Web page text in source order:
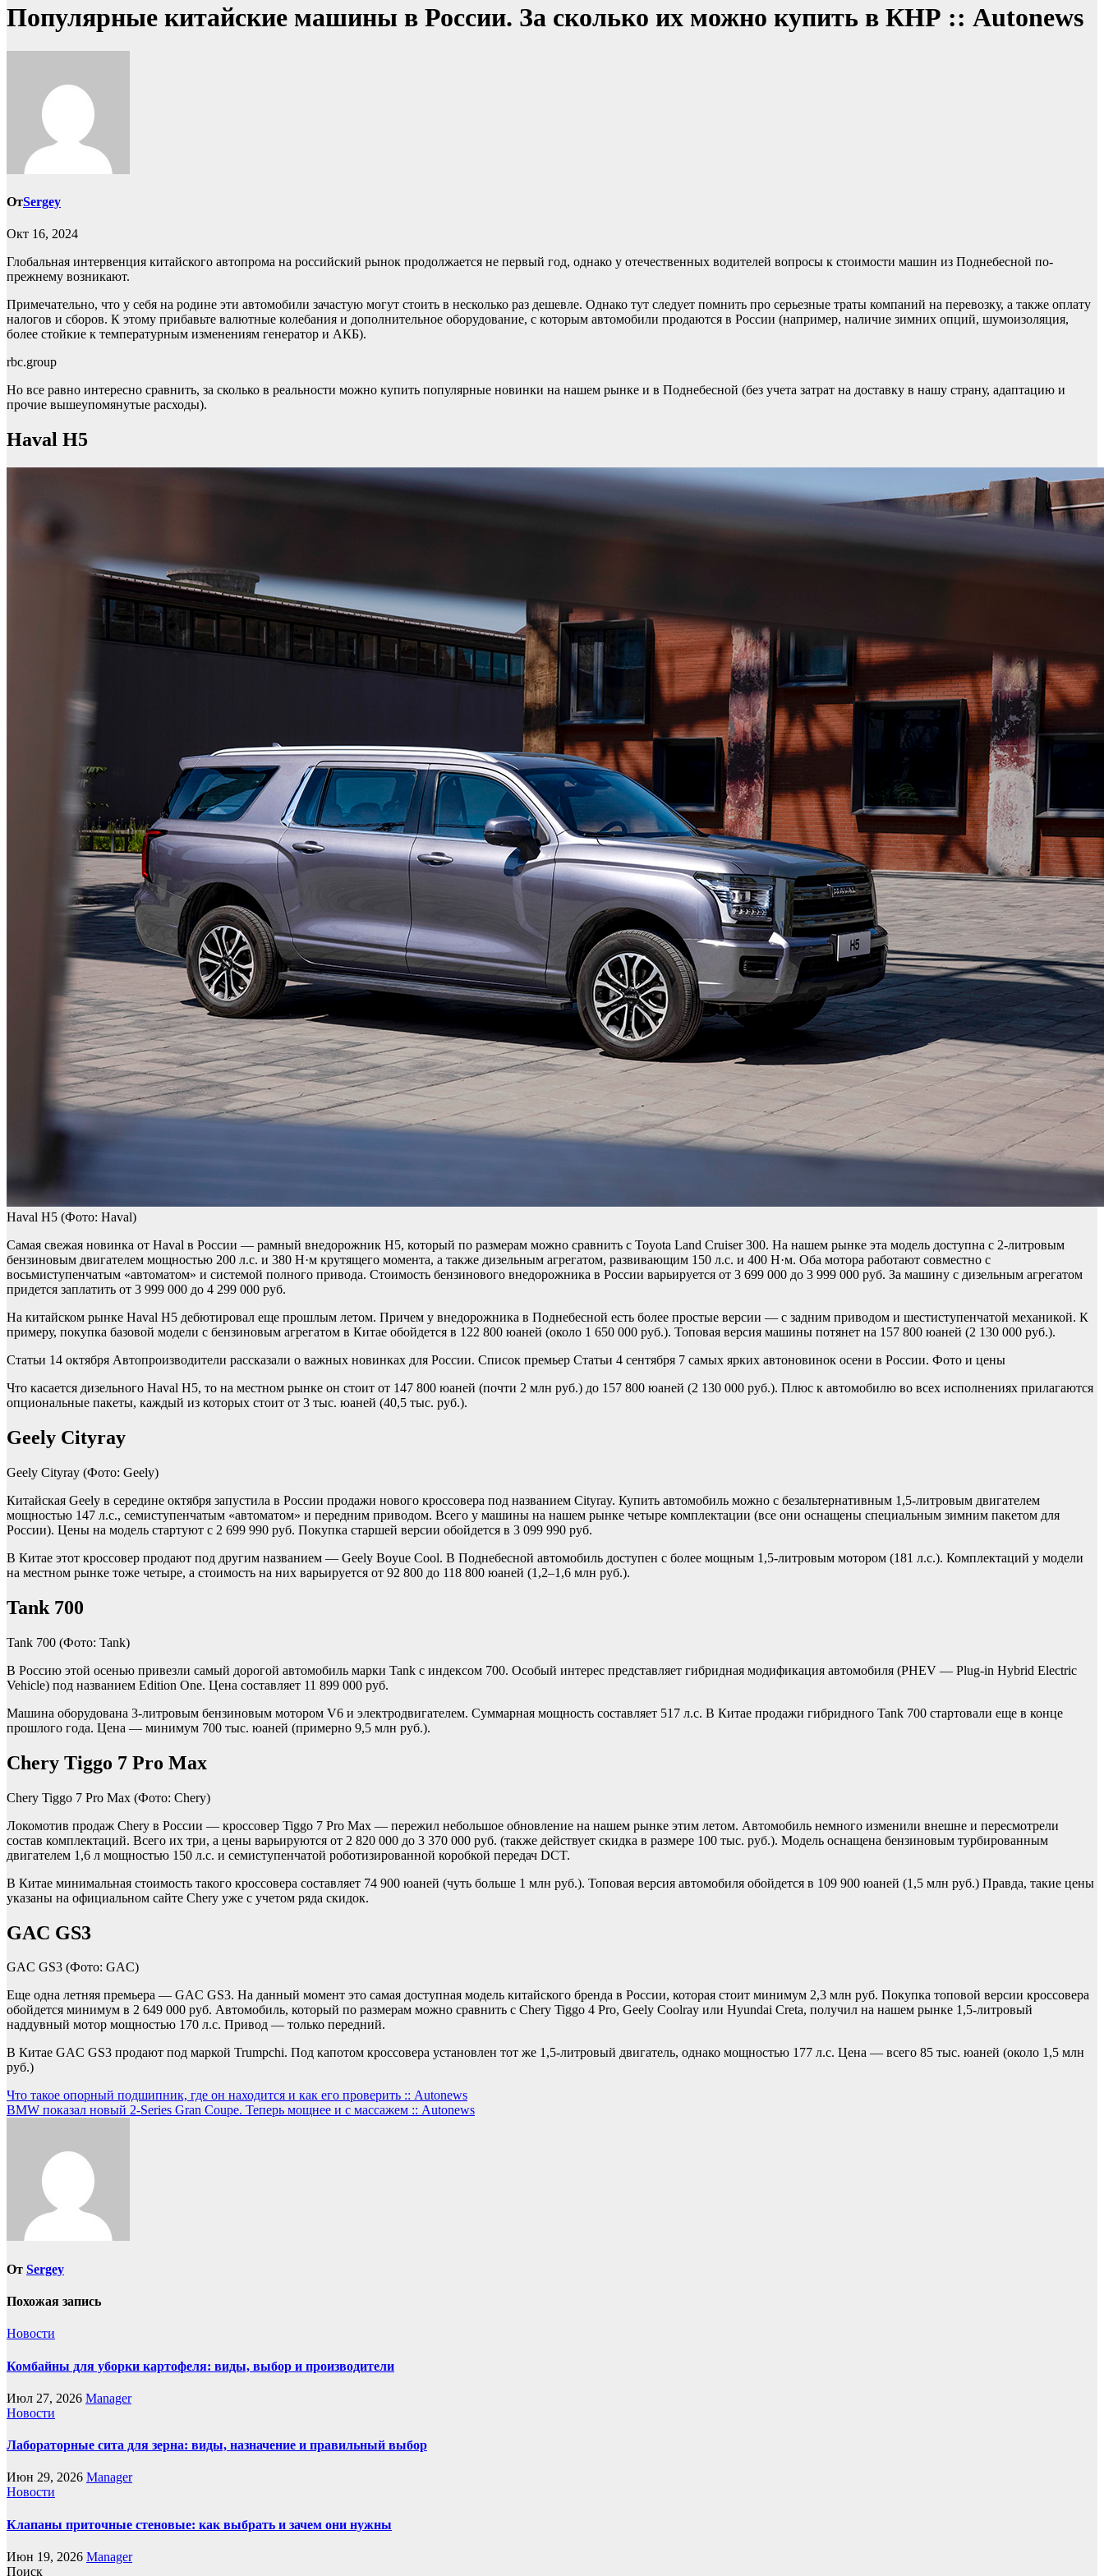
Популярные китайские машины в России. За сколько их можно купить в КНР :: Autonews
ОтSergey
Окт 16, 2024
Глобальная интервенция китайского автопрома на российский рынок продолжается не первый год, однако у отечественных водителей вопросы к стоимости машин из Поднебесной по-
прежнему возникают.
Примечательно, что у себя на родине эти автомобили зачастую могут стоить в несколько раз дешевле. Однако тут следует помнить про серьезные траты компаний на перевозку, а также оплату
налогов и сборов. К этому прибавьте валютные колебания и дополнительное оборудование, с которым автомобили продаются в России (например, наличие зимних опций, шумоизоляция,
более стойкие к температурным изменениям генератор и АКБ).
rbc.group
Но все равно интересно сравнить, за сколько в реальности можно купить популярные новинки на нашем рынке и в Поднебесной (без учета затрат на доставку в нашу страну, адаптацию и
прочие вышеупомянутые расходы).
Haval H5
Haval H5 (Фото: Haval)
Самая свежая новинка от Haval в России — рамный внедорожник H5, который по размерам можно сравнить с Toyota Land Cruiser 300. На нашем рынке эта модель доступна с 2-литровым
бензиновым двигателем мощностью 200 л.с. и 380 Н·м крутящего момента, а также дизельным агрегатом, развивающим 150 л.с. и 400 Н·м. Оба мотора работают совместно с
восьмиступенчатым «автоматом» и системой полного привода. Стоимость бензинового внедорожника в России варьируется от 3 699 000 до 3 999 000 руб. За машину с дизельным агрегатом
придется заплатить от 3 999 000 до 4 299 000 руб.
На китайском рынке Haval H5 дебютировал еще прошлым летом. Причем у внедорожника в Поднебесной есть более простые версии — с задним приводом и шестиступенчатой механикой. К
примеру, покупка базовой модели с бензиновым агрегатом в Китае обойдется в 122 800 юаней (около 1 650 000 руб.). Топовая версия машины потянет на 157 800 юаней (2 130 000 руб.).
Статьи 14 октября Автопроизводители рассказали о важных новинках для России. Список премьер Статьи 4 сентября 7 самых ярких автоновинок осени в России. Фото и цены
Что касается дизельного Haval H5, то на местном рынке он стоит от 147 800 юаней (почти 2 млн руб.) до 157 800 юаней (2 130 000 руб.). Плюс к автомобилю во всех исполнениях прилагаются
опциональные пакеты, каждый из которых стоит от 3 тыс. юаней (40,5 тыс. руб.).
Geely Cityray
Geely Cityray (Фото: Geely)
Китайская Geely в середине октября запустила в России продажи нового кроссовера под названием Cityray. Купить автомобиль можно с безальтернативным 1,5-литровым двигателем
мощностью 147 л.с., семиступенчатым «автоматом» и передним приводом. Всего у машины на нашем рынке четыре комплектации (все они оснащены специальным зимним пакетом для
России). Цены на модель стартуют с 2 699 990 руб. Покупка старшей версии обойдется в 3 099 990 руб.
В Китае этот кроссовер продают под другим названием — Geely Boyue Cool. В Поднебесной автомобиль доступен с более мощным 1,5-литровым мотором (181 л.с.). Комплектаций у модели
на местном рынке тоже четыре, а стоимость на них варьируется от 92 800 до 118 800 юаней (1,2–1,6 млн руб.).
Tank 700
Tank 700 (Фото: Tank)
В Россию этой осенью привезли самый дорогой автомобиль марки Tank с индексом 700. Особый интерес представляет гибридная модификация автомобиля (PHEV — Plug-in Hybrid Electric
Vehicle) под названием Edition One. Цена составляет 11 899 000 руб.
Машина оборудована 3-литровым бензиновым мотором V6 и электродвигателем. Суммарная мощность составляет 517 л.с. В Китае продажи гибридного Tank 700 стартовали еще в конце
прошлого года. Цена — минимум 700 тыс. юаней (примерно 9,5 млн руб.).
Chery Tiggo 7 Pro Max
Chery Tiggo 7 Pro Max (Фото: Chery)
Локомотив продаж Chery в России — кроссовер Tiggo 7 Pro Max — пережил небольшое обновление на нашем рынке этим летом. Автомобиль немного изменили внешне и пересмотрели
состав комплектаций. Всего их три, а цены варьируются от 2 820 000 до 3 370 000 руб. (также действует скидка в размере 100 тыс. руб.). Модель оснащена бензиновым турбированным
двигателем 1,6 л мощностью 150 л.с. и семиступенчатой роботизированной коробкой передач DCT.
В Китае минимальная стоимость такого кроссовера составляет 74 900 юаней (чуть больше 1 млн руб.). Топовая версия автомобиля обойдется в 109 900 юаней (1,5 млн руб.) Правда, такие цены
указаны на официальном сайте Chery уже с учетом ряда скидок.
GAC GS3
GAC GS3 (Фото: GAC)
Еще одна летняя премьера — GAC GS3. На данный момент это самая доступная модель китайского бренда в России, которая стоит минимум 2,3 млн руб. Покупка топовой версии кроссовера
обойдется минимум в 2 649 000 руб. Автомобиль, который по размерам можно сравнить с Сhery Tiggo 4 Pro, Geely Coolray или Hyundai Creta, получил на нашем рынке 1,5-литровый
наддувный мотор мощностью 170 л.с. Привод — только передний.
В Китае GAC GS3 продают под маркой Trumpchi. Под капотом кроссовера установлен тот же 1,5-литровый двигатель, однако мощностью 177 л.с. Цена — всего 85 тыс. юаней (около 1,5 млн
руб.)
Навигация
по
Что такое опорный подшипник, где он находится и как его проверить :: Autonews
BMW показал новый 2-Series Gran Coupe. Теперь мощнее и с массажем :: Autonews
От Sergey
Похожая запись
Новости
Комбайны для уборки картофеля: виды, выбор и производители
Июл 27, 2026 Manager
Новости
Лабораторные сита для зерна: виды, назначение и правильный выбор
Июн 29, 2026 Manager
Новости
Клапаны приточные стеновые: как выбрать и зачем они нужны
Июн 19, 2026 Manager
Поиск